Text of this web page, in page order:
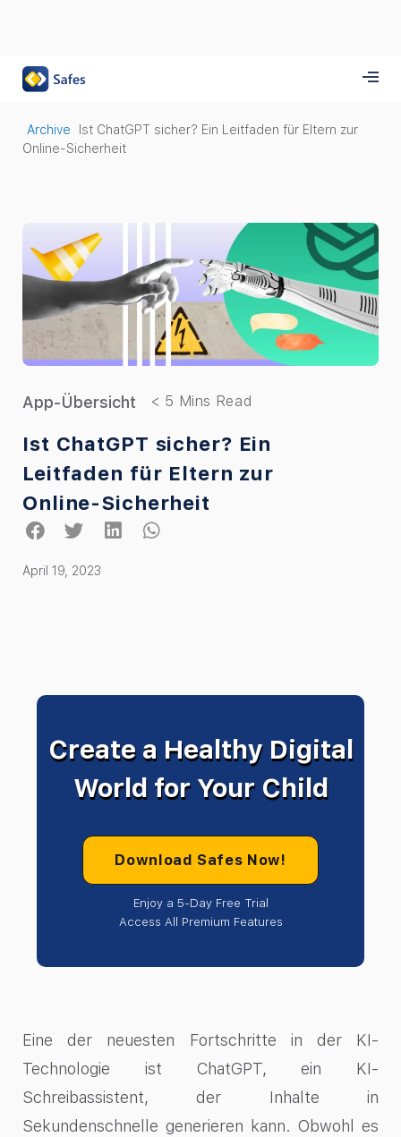
Archive
Ist ChatGPT sicher? Ein Leitfaden für Eltern zur
Online-Sicherheit
App-Übersicht
Ist ChatGPT sicher? Ein
Leitfaden für Eltern zur
Online-Sicherheit
April 19, 2023
Create a Healthy Digital
World for Your Child
Download Safes Now!
Enjoy a 5-Day Free Trial
Access All Premium Features
Eine der neuesten Fortschritte in der KI-
Technologie ist ChatGPT, ein KI-
Schreibassistent, der Inhalte in
Sekundenschnelle generieren kann. Obwohl es